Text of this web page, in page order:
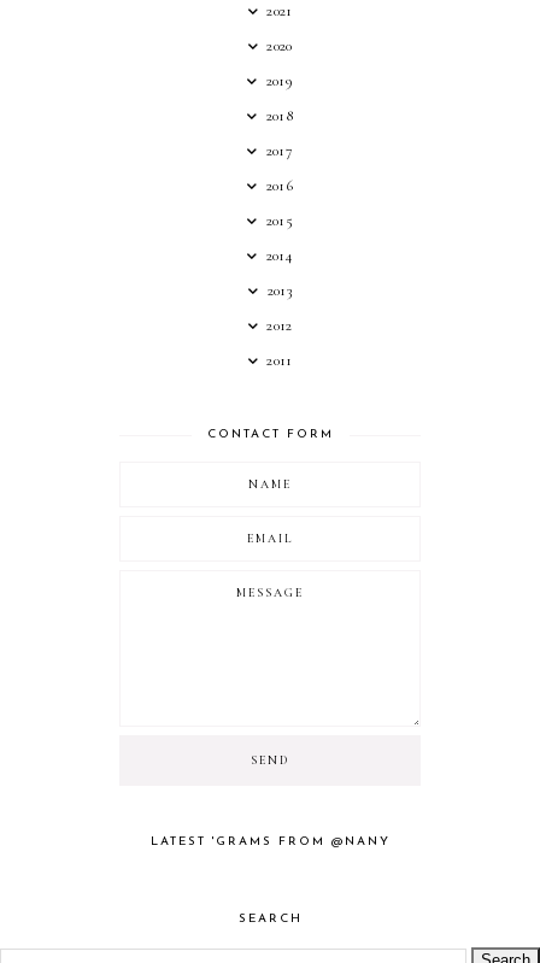
2021
2020
2019
2018
2017
2016
2015
2014
2013
2012
2011
CONTACT FORM
LATEST 'GRAMS FROM @NANY
SEARCH